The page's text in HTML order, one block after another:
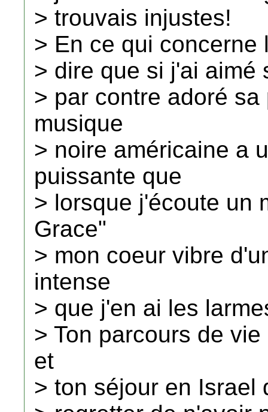
> trouvais injustes!
> En ce qui
> dire que si j'ai aimé
> par contre adoré
musique
> noire américaine a
puissante que
> lorsque j'écoute un
Grace"
> mon coeur vibre
intense
> que j'en ai les
> Ton parcours de
et
> ton séjour en Israel